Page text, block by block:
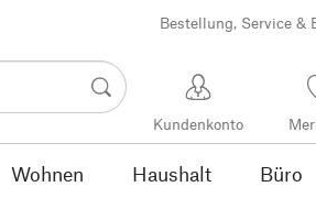
Bestellung, Service &
Kundenkonto
Wohnen Haushalt Büro